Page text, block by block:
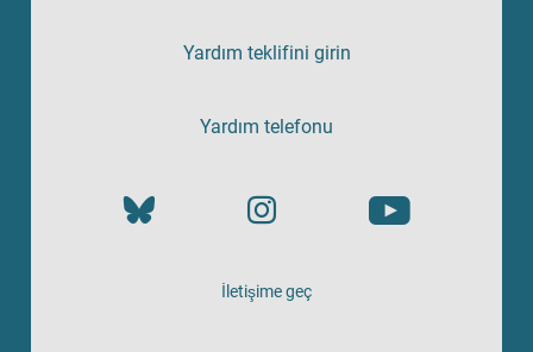
Yardım teklifini girin
Yardım telefonu
İletişime geç